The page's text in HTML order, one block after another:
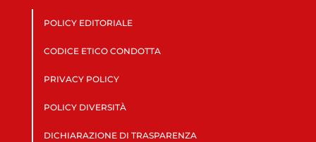
POLICY EDITORIALE
CODICE ETICO CONDOTTA
PRIVACY POLICY
POLICY DIVERSITÀ
DICHIARAZIONE DI TRASPARENZA